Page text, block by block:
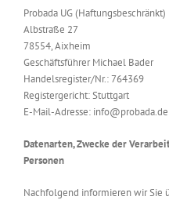
Probada UG (Haftungsbeschränkt)
Albstraße 27
78554, Aixheim
Geschäftsführer Michael Bader
Handelsregister/Nr.: 764369
Registergericht: Stuttgart
E-Mail-Adresse: info@probada.de
Datenarten, Zwecke der
Personen
Nachfolgend informieren wir Sie